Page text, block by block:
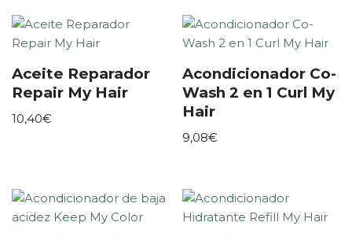
Aceite Reparador
Repair My Hair
10,40€
Acondicionador Co-
Wash 2 en 1 Curl My
Hair
9,08€